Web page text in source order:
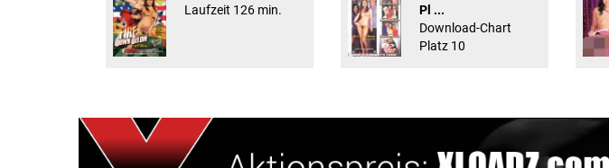
Laufzeit 126 min.
Pl ...
Download-Chart
Platz 10